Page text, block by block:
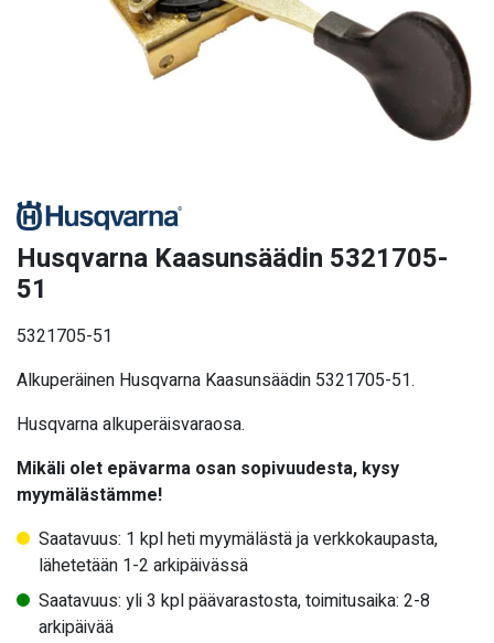
Husqvarna Kaasunsäädin 5321705-
51
5321705-51
Alkuperäinen Husqvarna Kaasunsäädin 5321705-51.
Husqvarna alkuperäisvaraosa.
Mikäli olet epävarma osan sopivuudesta, kysy
myymälästämme!
Saatavuus: 1 kpl heti myymälästä ja verkkokaupasta,
lähetetään 1-2 arkipäivässä
Saatavuus: yli 3 kpl päävarastosta, toimitusaika: 2-8
arkipäivää